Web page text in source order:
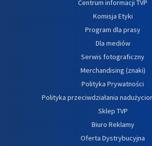
Centrum informacji TVP
Komisja Etyki
Program dla prasy
Dla mediów
Serwis fotograficzny
Merchandising (znaki)
Polityka Prywatności
Polityka przeciwdziałania
Sklep TVP
Biuro Reklamy
Oferta Dystrybucyjna